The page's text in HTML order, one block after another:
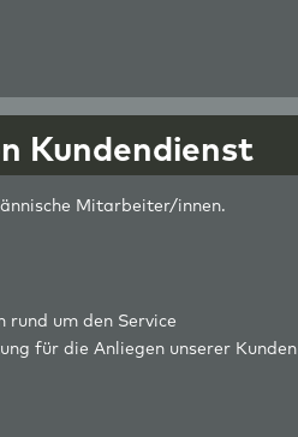
Kundendienst
Mitarbeiter/innen.
um den Service
für die Anliegen unserer Kunden